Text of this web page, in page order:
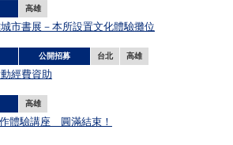
高雄
市書展－本所設置文化體驗攤位
公開招募 台北 高雄
經費資助
高雄
體驗講座 圓滿結束！